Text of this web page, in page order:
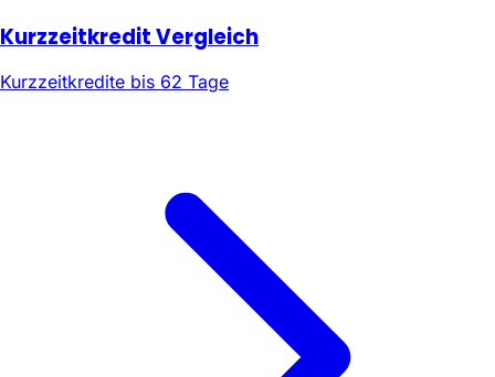
Kurzzeitkredit Vergleich
Kurzzeitkredite bis 62 Tage